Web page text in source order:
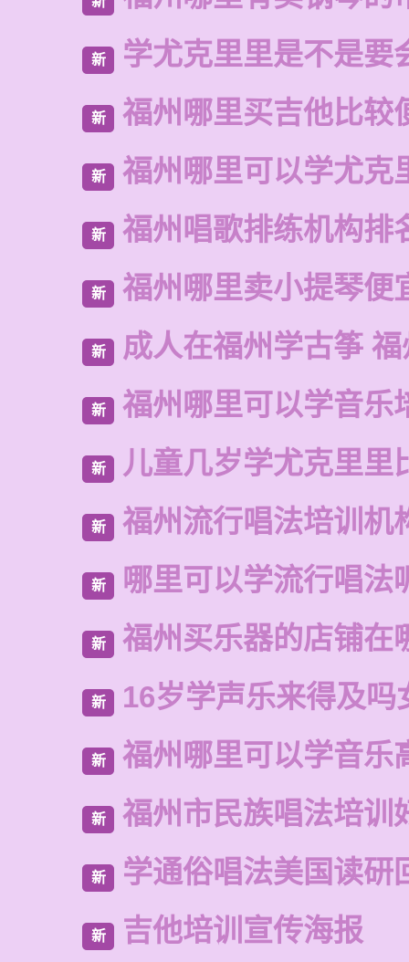
新 学尤克里里是不是要
新 福州哪里买吉他比较
新 福州哪里可以学尤克
新 福州唱歌排练机构排
新 福州哪里卖小提琴便
新 成人在福州学古筝
新 福州哪里可以学音乐
新 儿童几岁学尤克里里
新 福州流行唱法培训机
新 哪里可以学流行唱法
新 福州买乐器的店铺在
新 16岁学声乐来得及吗
新 福州哪里可以学音乐
新 福州市民族唱法培训
新 学通俗唱法美国读研
新 吉他培训宣传海报